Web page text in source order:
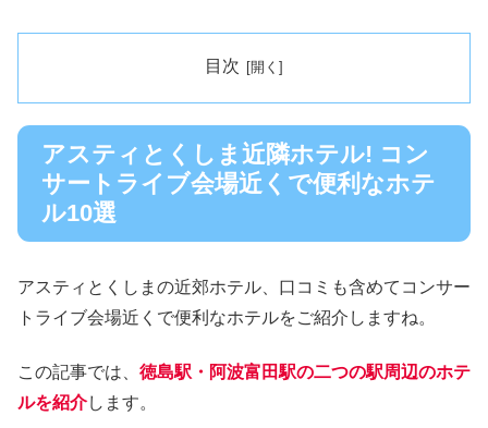
目次
アスティとくしま近隣ホテル! コン
サートライブ会場近くで便利なホテ
ル10選
アスティとくしまの近郊ホテル、口コミも含めてコンサー
トライブ会場近くで便利なホテルをご紹介しますね。
この記事では、 徳島駅・阿波富田駅の二つの駅周辺のホテ
ルを紹介します。